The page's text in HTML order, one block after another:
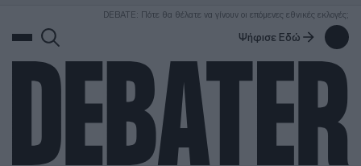
DEBATE: Πότε θα θέλατε να γίνουν οι επόμενες εθνικές εκλογές;
Ψήφισε Εδώ